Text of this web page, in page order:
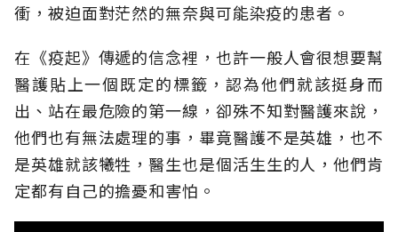
衝，被迫面對茫然的無奈與可能染疫的患者。
在《疫起》傳遞的信念裡，也許一般人會很想要幫
醫護貼上一個既定的標籤，認為他們就該挺身而
出、站在最危險的第一線，卻殊不知對醫護來說，
他們也有無法處理的事，畢竟醫護不是英雄，也不
是英雄就該犧牲，醫生也是個活生生的人，他們肯
定都有自己的擔憂和害怕。